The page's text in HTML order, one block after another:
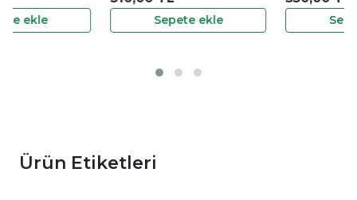
Ürün Etiketleri